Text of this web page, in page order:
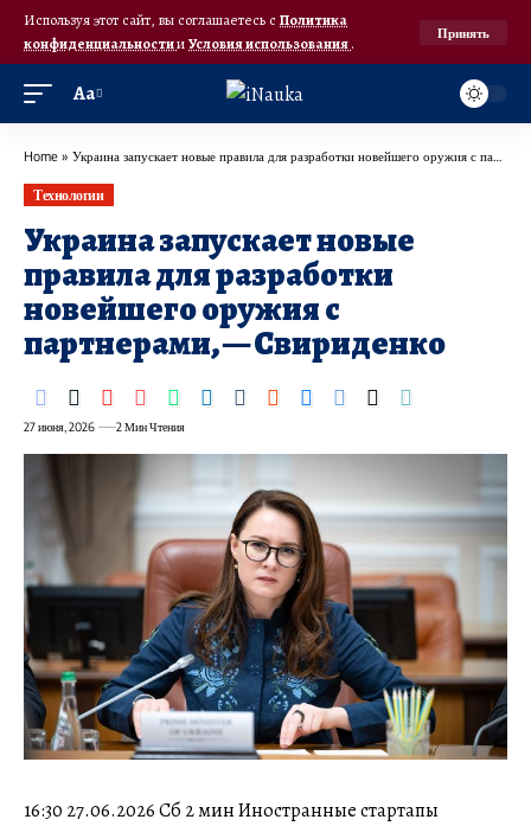
Используя этот сайт, вы соглашаетесь с Политика
конфиденциальностииУсловия использования.
Принять
Аа
Home » Украина запускает новые правила для разработки новейшего оружия с партнерами, — Свириденко
Технологии
Украина запускает новые
правила для разработки
новейшего оружия с
партнерами, — Свириденко
27 июня, 2026 2 Мин Чтения
16:30 27.06.2026 Сб 2 мин Иностранные стартапы